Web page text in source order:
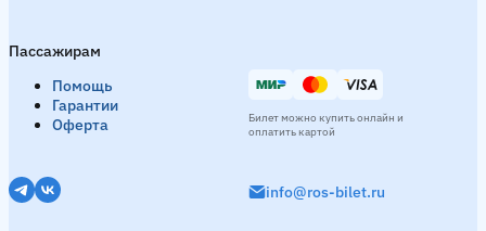
Пассажирам
Помощь
Гарантии
Оферта
info@ros-bilet.ru
Билет можно купить онлайн и
оплатить картой